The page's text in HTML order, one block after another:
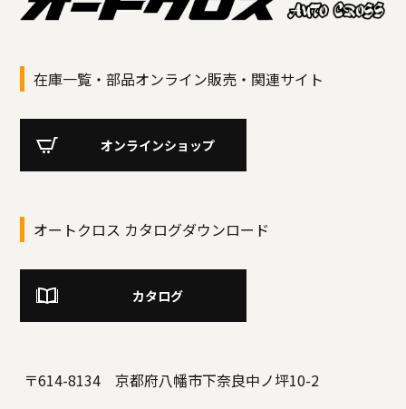
在庫一覧・部品オンライン販売・関連サイト
オンラインショップ
オートクロス カタログダウンロード
カタログ
〒614-8134 京都府八幡市下奈良中ノ坪10-2